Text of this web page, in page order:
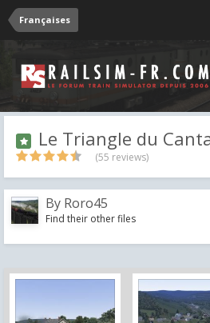
Françaises
Le Triangle du
(55 reviews)
By Roro45
Find their other files